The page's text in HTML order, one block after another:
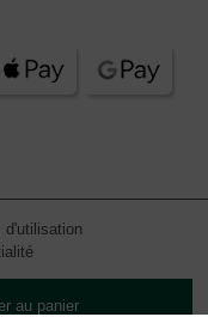
au panier
d'utilisation